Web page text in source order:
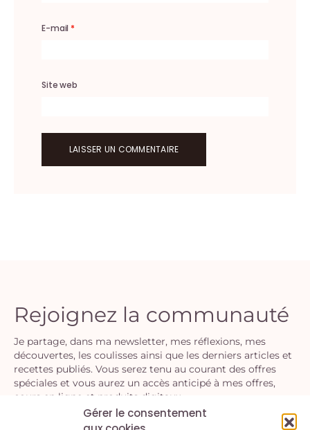
Gérer le consentement
E-mail *
Site web
Rejoignez la communauté
Je partage, dans ma newsletter, mes réflexions, mes
découvertes, les coulisses ainsi que les derniers articles et
recettes publiés. Vous serez tenu au courant des offres
spéciales et vous aurez un accès anticipé à mes offres,
cours en ligne et produits digitaux.